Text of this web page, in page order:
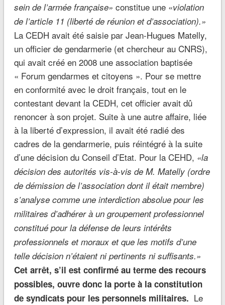
sein de l’armée française» constitue une «violation
de l’article 11 (liberté de réunion et d’association).»
La CEDH avait été saisie par Jean-Hugues Matelly,
un officier de gendarmerie (et chercheur au CNRS),
qui avait créé en 2008 une association baptisée
« Forum gendarmes et citoyens ». Pour se mettre
en conformité avec le droit français, tout en le
contestant devant la CEDH, cet officier avait dû
renoncer à son projet. Suite à une autre affaire, liée
à la liberté d’expression, il avait été radié des
cadres de la gendarmerie, puis réintégré à la suite
d’une décision du Conseil d’Etat. Pour la CEHD, «la
décision des autorités vis-à-vis de M. Matelly (ordre
de démission de l’association dont il était membre)
s’analyse comme une interdiction absolue pour les
militaires d’adhérer à un groupement professionnel
constitué pour la défense de leurs intérêts
professionnels et moraux et que les motifs d’une
telle décision n’étaient ni pertinents ni suffisants.»
Cet arrêt, s’il est confirmé au terme des recours
possibles, ouvre donc la porte à la constitution
de syndicats pour les personnels militaires. Le